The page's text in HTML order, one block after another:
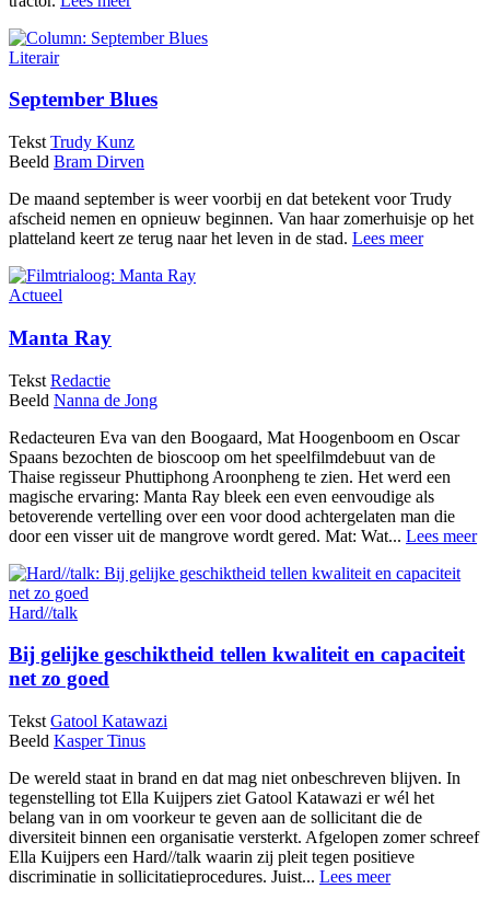
Literair
September Blues
Tekst Trudy Kunz
Beeld Bram Dirven
De maand september is weer voorbij en dat betekent voor Trudy
afscheid nemen en opnieuw beginnen. Van haar zomerhuisje op het
platteland keert ze terug naar het leven in de stad. Lees meer
Actueel
Manta Ray
Tekst Redactie
Beeld Nanna de Jong
Redacteuren Eva van den Boogaard, Mat Hoogenboom en Oscar
Spaans bezochten de bioscoop om het speelfilmdebuut van de
Thaise regisseur Phuttiphong Aroonpheng te zien. Het werd een
magische ervaring: Manta Ray bleek een even eenvoudige als
betoverende vertelling over een voor dood achtergelaten man die
door een visser uit de mangrove wordt gered. Mat: Wat... Lees meer
Hard//talk
Bij gelijke geschiktheid tellen kwaliteit en capaciteit
net zo goed
Tekst Gatool Katawazi
Beeld Kasper Tinus
De wereld staat in brand en dat mag niet onbeschreven blijven. In
tegenstelling tot Ella Kuijpers ziet Gatool Katawazi er wél het
belang van in om voorkeur te geven aan de sollicitant die de
diversiteit binnen een organisatie versterkt. Afgelopen zomer schreef
Ella Kuijpers een Hard//talk waarin zij pleit tegen positieve
discriminatie in sollicitatieprocedures. Juist... Lees meer